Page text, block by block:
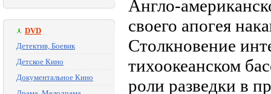
DVD
Детектив, Боевик
Детское Кино
Документальное Кино
Англо-
своего апогея
Столкновение
тихоокеанском
роли разведки в